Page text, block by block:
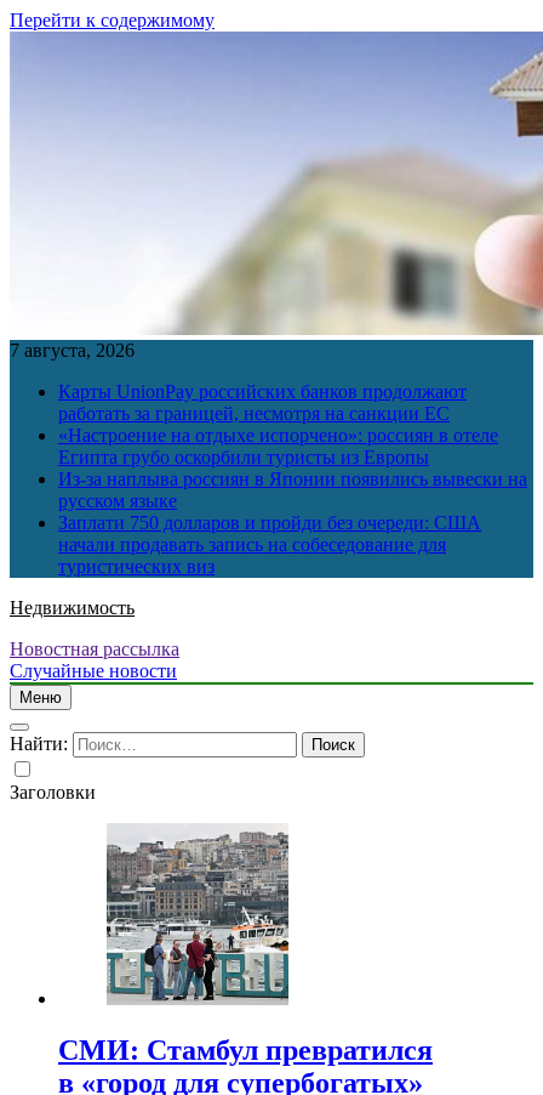
Перейти к содержимому
7 августа, 2026
Карты UnionPay российских банков продолжают
работать за границей, несмотря на санкции ЕС
«Настроение на отдыхе испорчено»: россиян в отеле
Египта грубо оскорбили туристы из Европы
Из-за наплыва россиян в Японии появились вывески на
русском языке
Заплати 750 долларов и пройди без очереди: США
начали продавать запись на собеседование для
туристических виз
Недвижимость
Новостная рассылка
Случайные новости
Меню
Найти:
Заголовки
СМИ: Стамбул превратился
в «город для супербогатых»